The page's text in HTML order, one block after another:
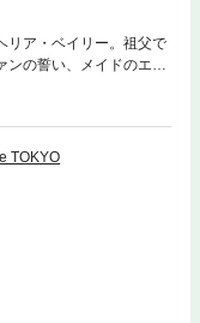
リア・ベイリー。祖父で
の誓い、メイドのエリ
王の崩御と共に全ては
意。 身を守るため、ヘ
女はこう呼ばれるように
。 そしてルヴァンもま
「あなたという光だけ
沈もうとも。 ルヴァ
TOKYO